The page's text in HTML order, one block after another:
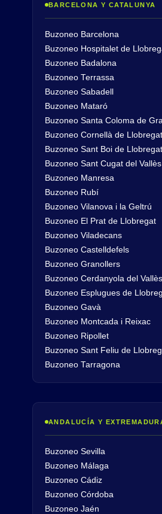
BARCELONA Y CATALUNYA
Buzoneo Barcelona
Buzoneo Hospitalet de
Buzoneo Badalona
Buzoneo Terrassa
Buzoneo Sabadell
Buzoneo Mataró
Buzoneo Santa Coloma de
Buzoneo Cornellà de Llobregat
Buzoneo Sant Boi de Llobregat
Buzoneo Sant Cugat del Vallès
Buzoneo Manresa
Buzoneo Rubí
Buzoneo Vilanova i la Geltrú
Buzoneo El Prat de Llobregat
Buzoneo Viladecans
Buzoneo Castelldefels
Buzoneo Granollers
Buzoneo Cerdanyola del Vallès
Buzoneo Esplugues de
Buzoneo Gavà
Buzoneo Montcada i Reixac
Buzoneo Ripollet
Buzoneo Sant Feliu de
Buzoneo Tarragona
ANDALUCÍA Y
Buzoneo Sevilla
Buzoneo Málaga
Buzoneo Cádiz
Buzoneo Córdoba
Buzoneo Jaén